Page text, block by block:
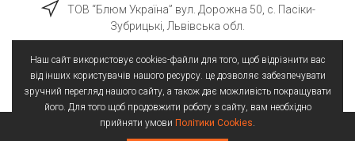
ТОВ “Блюм Україна” вул. Дорожна 50, c. Пасіки-
Зубрицькі, Львівська обл.
Наш сайт використовує cookies-файли для того, щоб відрізнити вас
від інших користувачів нашого ресурсу. це дозволяє забезпечувати
зручний перегляд нашого сайту, а також дає можливість покращувати
його. Для того щоб продовжити роботу з сайту, вам необхідно
прийняти умови Політики Cookies.